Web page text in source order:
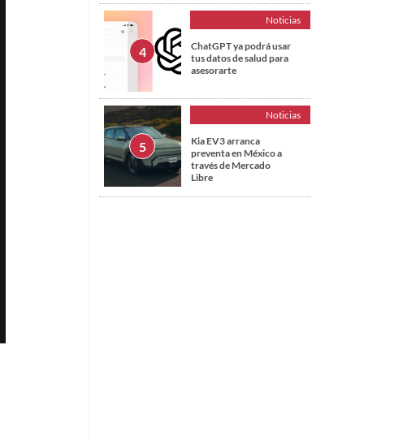
Noticias
ChatGPT ya podrá usar
tus datos de salud para
asesorarte
Noticias
Kia EV3 arranca
preventa en México a
través de Mercado
Libre